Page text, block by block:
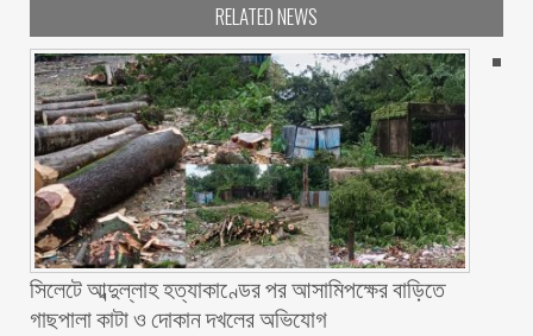
RELATED NEWS
সিলেটে আব্দুল্লাহ হত্যাকাণ্ডের পর আসামিপক্ষের বাড়িতে
গাছপালা কাটা ও দোকান দখলের অভিযোগ